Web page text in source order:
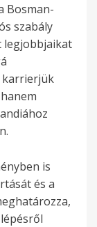
Bosman-
szabály
legjobbjaikat
karrierjük
is
és a